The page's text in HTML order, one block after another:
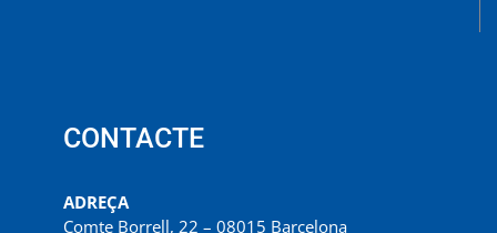
CONTACTE
ADREÇA
Comte Borrell, 22 – 08015 Barcelona